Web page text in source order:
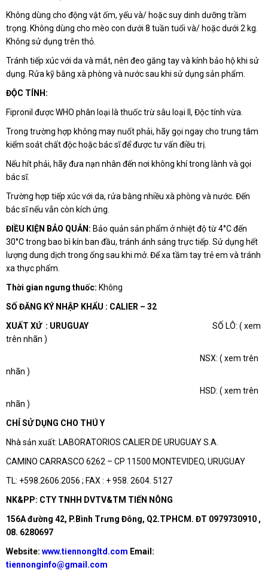
Không dùng cho động vật ốm, yếu và/ hoặc suy dinh dưỡng trầm
trọng. Không dùng cho mèo con dưới 8 tuần tuổi và/ hoặc dưới 2 kg.
Không sử dụng trên thỏ.
Tránh tiếp xúc với da và mắt, nên đeo găng tay và kính bảo hộ khi sử
dụng. Rửa kỹ bằng xà phòng và nước sau khi sử dụng sản phẩm.
ĐỘC TÍNH:
Fipronil được WHO phân loại là thuốc trừ sâu loại II, Độc tính vừa.
Trong trường hợp không may nuốt phải, hãy gọi ngay cho trung tâm
kiểm soát chất độc hoặc bác sĩ để được tư vấn điều trị.
Nếu hít phải, hãy đưa nạn nhân đến nơi không khí trong lành và gọi
bác sĩ.
Trường hợp tiếp xúc với da, rửa bằng nhiều xà phòng và nước. Đến
bác sĩ nếu vẫn còn kích ứng.
ĐIỀU KIỆN BẢO QUẢN: Bảo quản sản phẩm ở nhiệt độ từ 4°C đến
30°C trong bao bì kín ban đầu, tránh ánh sáng trực tiếp. Sử dụng hết
lượng dung dịch trong ống sau khi mở. Để xa tầm tay trẻ em và tránh
xa thực phẩm.
Thời gian ngưng thuốc: Không
SỐ ĐĂNG KÝ NHẬP KHẨU : CALIER – 32
XUẤT XỨ : URUGUAY SỐ LÔ: ( xem
trên nhãn )
NSX: ( xem trên
nhãn )
HSD: ( xem trên
nhãn )
CHỈ SỬ DỤNG CHO THÚ Y
Nhà sản xuất: LABORATORIOS CALIER DE URUGUAY S.A.
CAMINO CARRASCO 6262 – CP 11500 MONTEVIDEO, URUGUAY
TL: +598.2606.2056 ; FAX : + 958. 2604. 5127
NK&PP: CTY TNHH DVTV&TM TIẾN NÔNG
156A đường 42, P.Bình Trưng Đông, Q2.TPHCM. ĐT 0979730910 ,
08. 6280697
Website: www.tiennongltd.com Email:
tiennonginfo@gmail.com